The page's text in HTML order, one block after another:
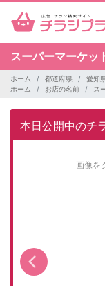
スーパーマーケッ
ホーム 都道府県 愛知
ホーム
お店の名前 ス
本日公開中のチ
画像を